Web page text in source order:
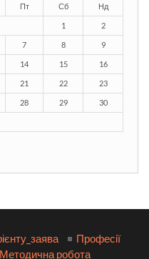
Пт Сб Нд
1 2
7 8 9
14 15 16
21 22 23
28 29 30
Професії
Методична робота